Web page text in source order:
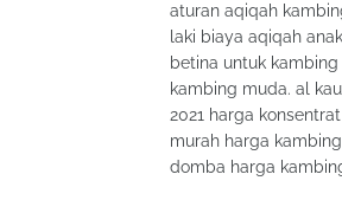
aturan aqiqah
laki biaya aqiqah
betina untuk
kambing muda. al
2021 harga
murah harga
domba harga